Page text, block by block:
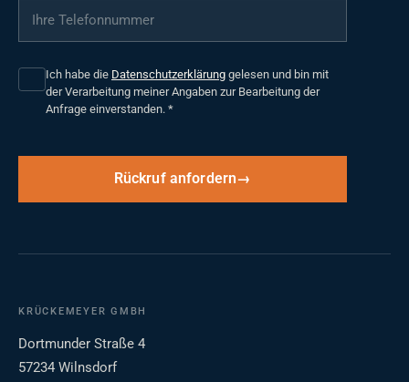
Ihre Telefonnummer
Ich habe die Datenschutzerklärung gelesen und bin mit
der Verarbeitung meiner Angaben zur Bearbeitung der
Anfrage einverstanden. *
Rückruf anfordern
KRÜCKEMEYER GMBH
Dortmunder Straße 4
57234 Wilnsdorf